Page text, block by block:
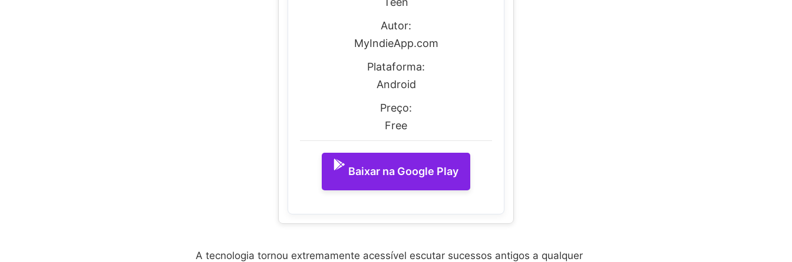
Autor:
MyIndieApp.com
Plataforma:
Android
Preço:
Free
Baixar na Google Play
A tecnologia tornou extremamente acessível escutar sucessos antigos a qualquer